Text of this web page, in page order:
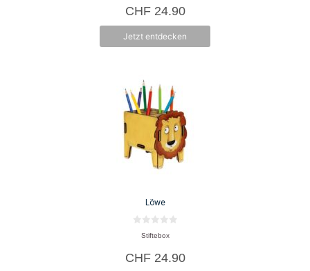
n
5
CHF24.90
Jetzt entdecken
Löwe
n
5
Stiftebox
CHF24.90